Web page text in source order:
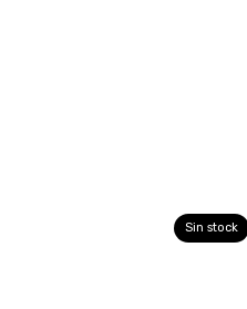
Sin stock